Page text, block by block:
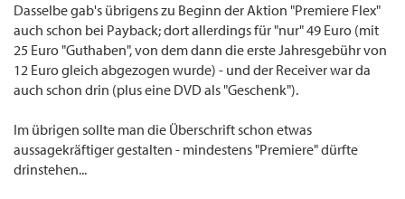
Dasselbe gab's übrigens zu Beginn der Aktion "Premiere Flex"
auch schon bei Payback; dort allerdings für "nur" 49 Euro (mit
25 Euro "Guthaben", von dem dann die erste Jahresgebühr von
12 Euro gleich abgezogen wurde) - und der Receiver war da
auch schon drin (plus eine DVD als "Geschenk").
Im übrigen sollte man die Überschrift schon etwas
aussagekräftiger gestalten - mindestens "Premiere" dürfte
drinstehen...